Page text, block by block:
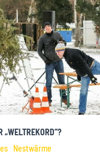
„WELTREKORD“?
Nestwärme